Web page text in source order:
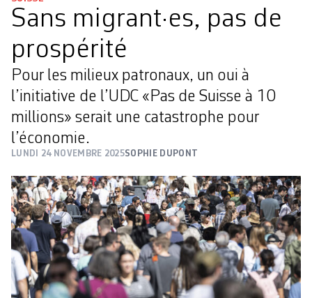
Sans migrant·es, pas de
prospérité
Pour les milieux patronaux, un oui à
l’initiative de l’UDC «Pas de Suisse à 10
millions» serait une catastrophe pour
l’économie.
LUNDI 24 NOVEMBRE 2025SOPHIE DUPONT